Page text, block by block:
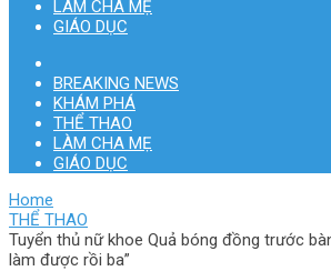
LÀM CHA MẸ
GIÁO DỤC
BREAKING NEWS
KHÁM PHÁ
THỂ THAO
LÀM CHA MẸ
GIÁO DỤC
Home
THỂ THAO
Tuyển thủ nữ khoe Quả bóng đồng trước
làm được rồi ba”